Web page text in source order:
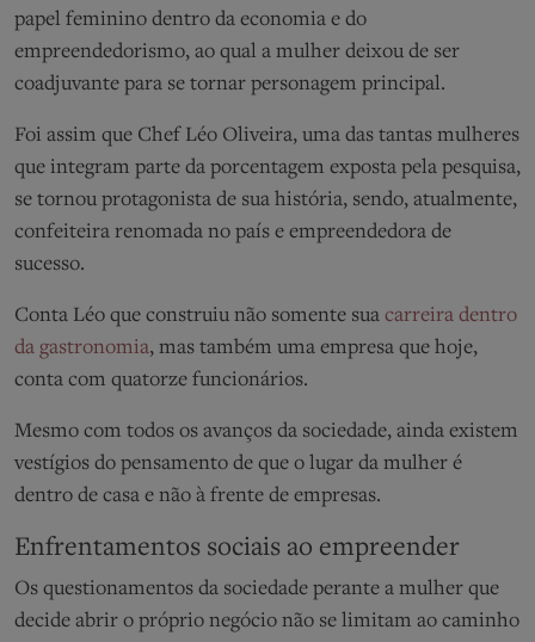
papel feminino dentro da economia e do
empreendedorismo, ao qual a mulher deixou de ser
coadjuvante para se tornar personagem principal.
Foi assim que Chef Léo Oliveira, uma das tantas mulheres
que integram parte da porcentagem exposta pela pesquisa,
se tornou protagonista de sua história, sendo, atualmente,
confeiteira renomada no país e empreendedora de
sucesso.
Conta Léo que construiu não somente sua carreira dentro
da gastronomia, mas também uma empresa que hoje,
conta com quatorze funcionários.
Mesmo com todos os avanços da sociedade, ainda existem
vestígios do pensamento de que o lugar da mulher é
dentro de casa e não à frente de empresas.
Enfrentamentos sociais ao empreender
Os questionamentos da sociedade perante a mulher que
decide abrir o próprio negócio não se limitam ao caminho